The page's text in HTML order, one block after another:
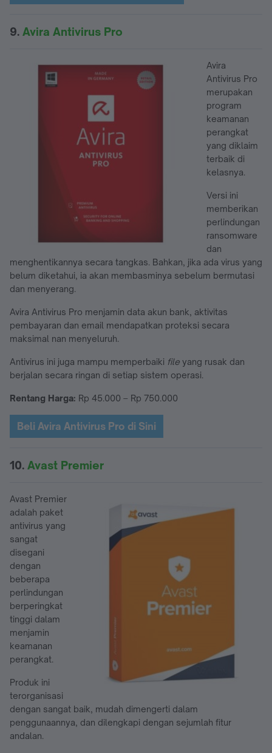
9. Avira Antivirus Pro
Avira
Antivirus Pro
merupakan
program
keamanan
perangkat
yang diklaim
terbaik di
kelasnya.
Versi ini
memberikan
perlindungan
ransomware
dan
menghentikannya secara tangkas. Bahkan, jika ada virus yang
belum diketahui, ia akan membasminya sebelum bermutasi
dan menyerang.
Avira Antivirus Pro menjamin data akun bank, aktivitas
pembayaran dan email mendapatkan proteksi secara
maksimal nan menyeluruh.
Antivirus ini juga mampu memperbaiki file yang rusak dan
berjalan secara ringan di setiap sistem operasi.
Rentang Harga: Rp 45.000 – Rp 750.000
Beli Avira Antivirus Pro di Sini
10. Avast Premier
Avast Premier
adalah paket
antivirus yang
sangat
disegani
dengan
beberapa
perlindungan
berperingkat
tinggi dalam
menjamin
keamanan
perangkat.
Produk ini
terorganisasi
dengan sangat baik, mudah dimengerti dalam
penggunaannya, dan dilengkapi dengan sejumlah fitur
andalan.